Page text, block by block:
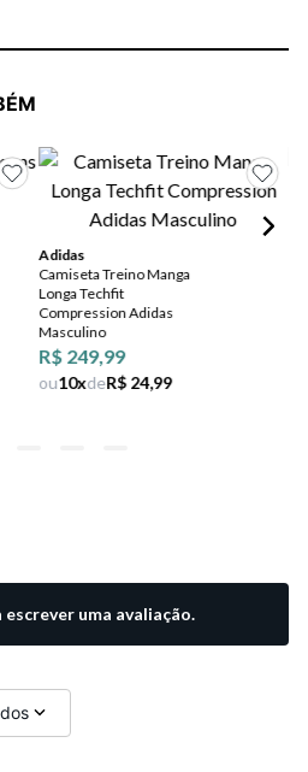
Adidas
Camiseta Treino Manga
Longa Techfit
Compression Adidas
Masculino
R$ 249,99
ou10xdeR$ 24,99
escrever uma avaliação.